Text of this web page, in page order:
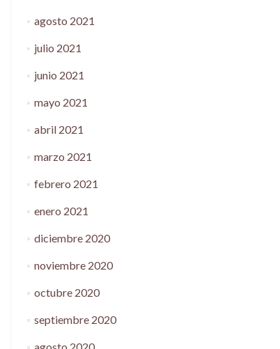
agosto 2021
julio 2021
junio 2021
mayo 2021
abril 2021
marzo 2021
febrero 2021
enero 2021
diciembre 2020
noviembre 2020
octubre 2020
septiembre 2020